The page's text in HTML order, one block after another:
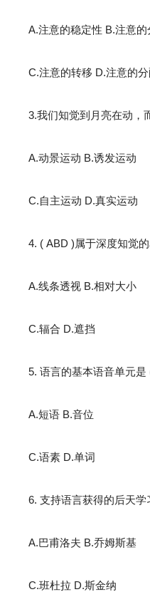
A.注意的稳定性 B.注意的
C.注意的转移 D.注意的分
3.我们知觉到月亮在动，而
A.动景运动 B.诱发运动
C.自主运动 D.真实运动
4. ( ABD )属于深度知觉的
A.线条透视 B.相对大小
C.辐合 D.遮挡
5. 语言的基本语音单元是 (
A.短语 B.音位
C.语素 D.单词
6. 支持语言获得的后天学
A.巴甫洛夫 B.乔姆斯基
C.班杜拉 D.斯金纳